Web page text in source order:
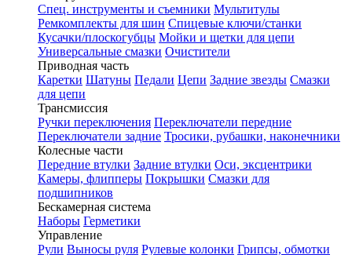
Спец. инструменты и съемники Мультитулы
Ремкомплекты для шин Спицевые ключи/станки
Кусачки/плоскогубцы Мойки и щетки для цепи
Универсальные смазки Очистители
Приводная часть
Каретки Шатуны Педали Цепи Задние звезды Смазки
для цепи
Трансмиссия
Ручки переключения Переключатели передние
Переключатели задние Тросики, рубашки, наконечники
Колесные части
Передние втулки Задние втулки Оси, эксцентрики
Камеры, флипперы Покрышки Смазки для
подшипников
Бескамерная система
Наборы Герметики
Управление
Рули Выносы руля Рулевые колонки Грипсы, обмотки